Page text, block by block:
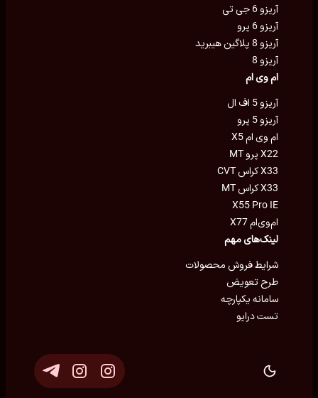
آریزو 6 جی تی
آریزو 6 پرو
آریزو 8 پلاگین هیبرید
آریزو 8
ام وی ام
آریزو 5 اف ال
آریزو 5 پرو
ام وی ام X5
X22 پرو MT
X33 کراس CVT
X33 کراس MT
X55 Pro IE
ام‌وی‌ام X77
لینک‌های مهم
شرایط فروش محصولات
طرح تعویض
سامانه یکپارچه
تست درایو
Eron